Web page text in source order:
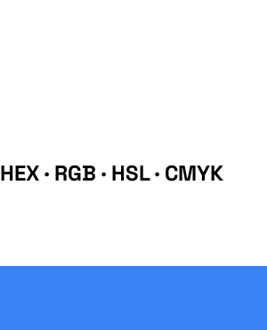
HEX · RGB · HSL · CMYK